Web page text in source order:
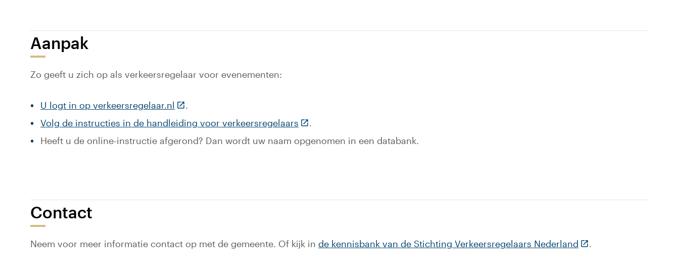
Aanpak
Zo geeft u zich op als verkeersregelaar voor evenementen:
U logt in op verkeersregelaar.nl (Deze link gaat naar een externe website)
.
Volg de instructies in de handleiding voor verkeersregelaars (Deze link gaat naar een externe website)
.
Heeft u de online-instructie afgerond? Dan wordt uw naam opgenomen in een databank.
Contact
Neem voor meer informatie contact op met de gemeente. Of kijk in de kennisbank van de Stichting Verkeersregelaars Nederland (Deze link gaat naar
.